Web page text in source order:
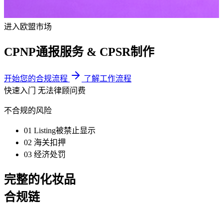
进入欧盟市场
CPNP通报服务 & CPSR制作
Summary
Eldris Cosmetics为进入欧盟市场的化妆品提供完整的CPNP
开始您的合规流程
了解工作流程
快速入门 无法律顾问费
不合规的风险
01 Listing被禁止显示
02 海关扣押
03 经济处罚
完整的化妆品
合规链